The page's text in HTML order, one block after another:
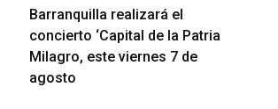
Barranquilla realizará el
concierto ‘Capital de la Patria
Milagro, este viernes 7 de
agosto